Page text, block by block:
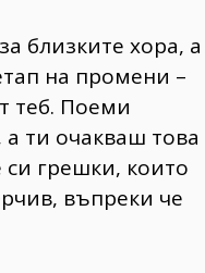
близките хора, а
на промени –
теб. Поеми
ти очакваш това
грешки, които
въпреки че